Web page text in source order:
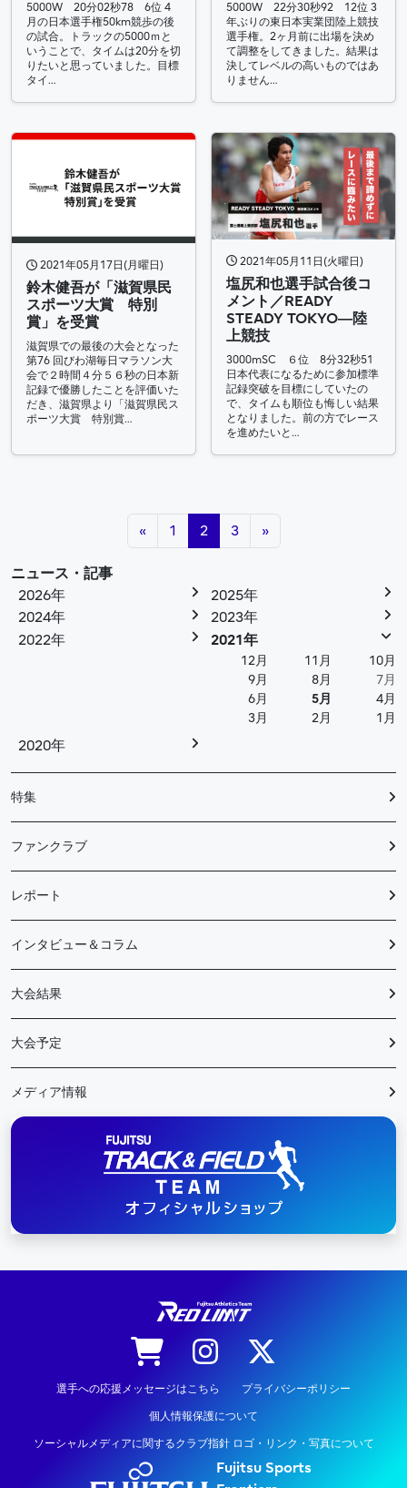
5000W 20分02秒78 6位 4
月の日本選手権50km競歩の後
の試合。トラックの5000ｍと
いうことで、タイムは20分を切
りたいと思っていました。目標
タイ…
5000W 22分30秒92 12位 3
年ぶりの東日本実業団陸上競技
選手権。2ヶ月前に出場を決め
て調整をしてきました。結果は
決してレベルの高いものではあ
りません…
2021年05月17日(月曜日)
鈴木健吾が「滋賀県民
スポーツ大賞 特別
賞」を受賞
滋賀県での最後の大会となった
第76 回びわ湖毎日マラソン大
会で２時間４分５６秒の日本新
記録で優勝したことを評価いた
だき、滋賀県より「滋賀県民ス
ポーツ大賞 特別賞…
2021年05月11日(火曜日)
塩尻和也選手試合後コ
メント／READY
STEADY TOKYO―陸
上競技
3000mSC ６位 8分32秒51
日本代表になるために参加標準
記録突破を目標にしていたの
で、タイムも順位も悔しい結果
となりました。前の方でレース
を進めたいと…
投稿ナビゲーション
« 1 2 3 »
ニュース・記事
2026年
2025年
2024年
2023年
2022年
2021年
12月 11月
10月
9月
8月
7月
6月
5月
4月
3月
2月 1月
2020年
特集
ファンクラブ
レポート
インタビュー＆コラム
大会結果
大会予定
メディア情報
選手への応援メッセージはこちら プライバシーポリシー
個人情報保護について
ソーシャルメディアに関するクラブ指針 ロゴ・リンク・写真について
Fujitsu Sports